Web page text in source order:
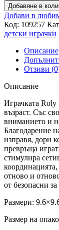
Добавяне в
Добави в
Код: 109257
детски играчки
Описание
Отзиви
Описание
Играчката Roly
възраст. Със
вниманието и
Благодарение
изправя, дори
превръща
стимулира
координацията,
отново и
от безопасни
Размери:
Размер на